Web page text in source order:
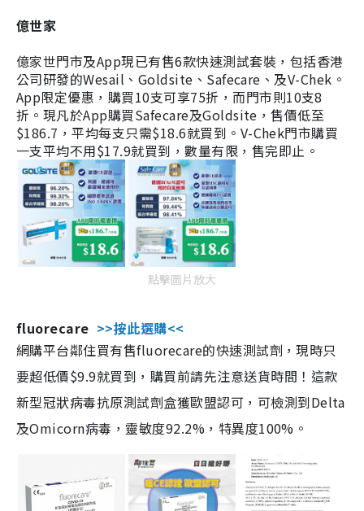
億世家
億家世門市及App現已有售6款快速測試套裝，包括香港
公司研發的Wesail、Goldsite、Safecare、及V-Chek。
App限定優惠，購買10支可享75折，而門市則10支8
折。現凡於App購買Safecare及Goldsite，售價低至
$186.7，平均每支只需$18.6就買到。V-Chek門市購買
一支平均不用$17.9就買到，數量有限，售完即止。
點擊圖片放大
fluorecare >>按此選購<<
網購平台鄰住買有售fluorecare的快速測試劑，現時只
要超低價$9.9就買到，購買前請先注意送貨時間！這款
新型冠狀病毒抗原測試劑盒獲歐盟認可，可檢測到Delta
及Omicorn病毒，靈敏度92.2%，特異度100%。